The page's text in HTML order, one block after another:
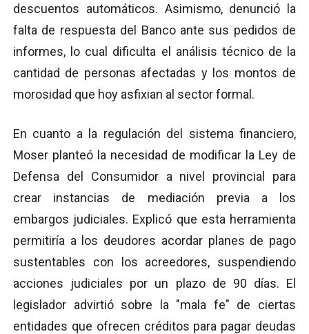
descuentos automáticos. Asimismo, denunció la
falta de respuesta del Banco ante sus pedidos de
informes, lo cual dificulta el análisis técnico de la
cantidad de personas afectadas y los montos de
morosidad que hoy asfixian al sector formal.
En cuanto a la regulación del sistema financiero,
Moser planteó la necesidad de modificar la Ley de
Defensa del Consumidor a nivel provincial para
crear instancias de mediación previa a los
embargos judiciales. Explicó que esta herramienta
permitiría a los deudores acordar planes de pago
sustentables con los acreedores, suspendiendo
acciones judiciales por un plazo de 90 días. El
legislador advirtió sobre la "mala fe" de ciertas
entidades que ofrecen créditos para pagar deudas